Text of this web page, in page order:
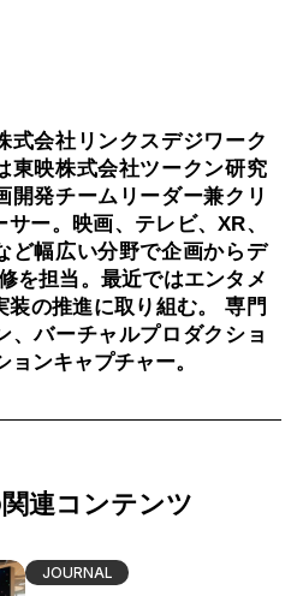
式会社リンクスデジワーク
東映株式会社ツークン研究
開発チームリーダー兼クリ
ー。映画、テレビ、XR、
ど幅広い分野で企画からデ
を担当。最近ではエンタメ
装の推進に取り組む。 専門
、バーチャルプロダクショ
ョンキャプチャー。
連コンテンツ
JOURNAL